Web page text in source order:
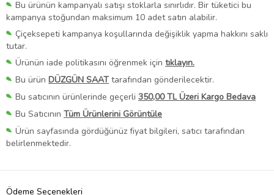
Bu ürünün kampanyalı satışı stoklarla sınırlıdır. Bir tüketici bu
kampanya stoğundan maksimum 10 adet satın alabilir.
Çiçeksepeti kampanya koşullarında değişiklik yapma hakkını saklı
tutar.
Ürünün iade politikasını öğrenmek için tıklayın.
Bu ürün DÜZGÜN SAAT tarafından gönderilecektir.
Bu satıcının ürünlerinde geçerli 350,00 TL Üzeri Kargo Bedava
Bu Satıcının Tüm Ürünlerini Görüntüle
Ürün sayfasında gördüğünüz fiyat bilgileri, satıcı tarafından
belirlenmektedir.
Ödeme Seçenekleri